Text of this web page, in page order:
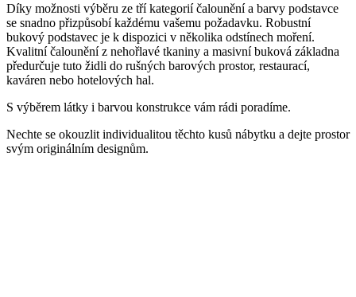
Díky možnosti výběru ze tří kategorií čalounění a barvy podstavce
se snadno přizpůsobí každému vašemu požadavku. Robustní
bukový podstavec je k dispozici v několika odstínech moření.
Kvalitní čalounění z nehořlavé tkaniny a masivní buková základna
předurčuje tuto židli do rušných barových prostor, restaurací,
kaváren nebo hotelových hal.
S výběrem látky i barvou konstrukce vám rádi poradíme.
Nechte se okouzlit individualitou těchto kusů nábytku a dejte prostor
svým originálním designům.